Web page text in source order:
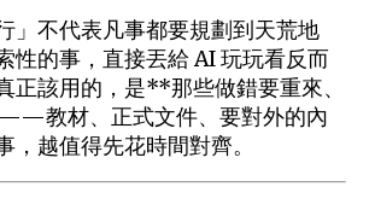
」不代表凡事都要規劃到天荒地
性的事，直接丟給 AI 玩玩看反而
正該用的，是**那些做錯要重來、
教材、正式文件、要對外的內
，越值得先花時間對齊。